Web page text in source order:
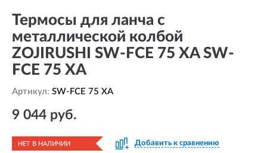
Термосы для ланча с
металлической колбой
ZOJIRUSHI SW-FСE 75 XA SW-
FCE 75 XA
Артикул: SW-FCE 75 XA
9 044 руб.
НЕТ В НАЛИЧИИ Добавить к сравнению